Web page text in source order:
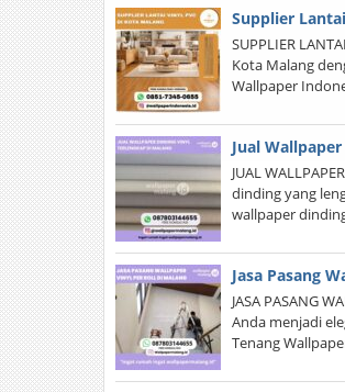
Supplier
SUPPLIER
Kota Malang
Wallpaper
Jual
JUAL
dinding yang
wallpaper
Jasa Pasang
JASA PASANG
Anda menjadi
Tenang